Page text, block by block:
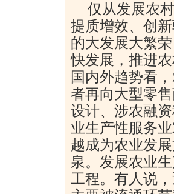
仅从发展农
提质增效、创
的大发展大繁
快发展，推进
国内外趋势看
者再向大型零
设计、涉农融
业生产性服务
越成为农业发
泉。发展农业
工程。有人说